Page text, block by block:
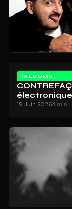
ALBUMS
électronique
19 Juin 20264 min